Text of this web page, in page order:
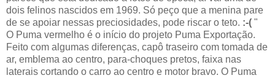
dois felinos nascidos em 1969. Só peço que a menina pare
de se apoiar nessas preciosidades, pode riscar o teto. :-( "
O Puma vermelho é o início do projeto Puma Exportação.
Feito com algumas diferenças, capô traseiro com tomada de
ar, emblema ao centro, para-choques pretos, faixa nas
laterais cortando o carro ao centro e motor bravo. O Puma